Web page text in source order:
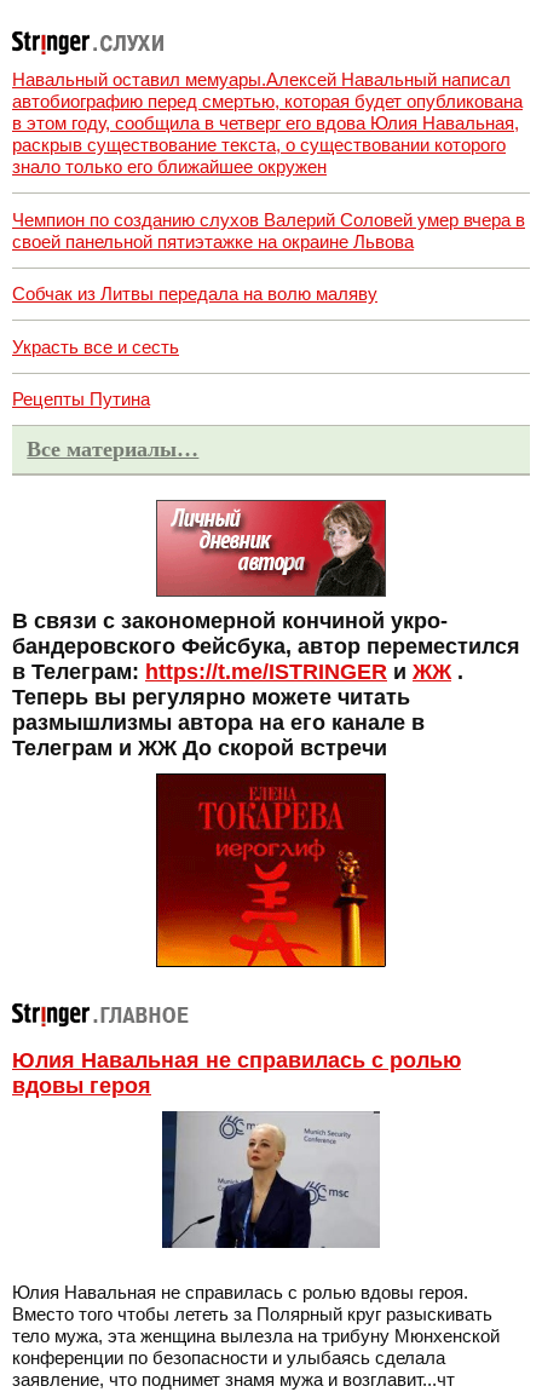
Навальный оставил мемуары.Алексей Навальный написал
автобиографию перед смертью, которая будет опубликована
в этом году, сообщила в четверг его вдова Юлия Навальная,
раскрыв существование текста, о существовании которого
знало только его ближайшее окружен
Чемпион по созданию слухов Валерий Соловей умер вчера в
своей панельной пятиэтажке на окраине Львова
Собчак из Литвы передала на волю маляву
Украсть все и сесть
Рецепты Путина
Все материалы…
В связи с закономерной кончиной укро-
бандеровского Фейсбука, автор переместился
в Телеграм: https://t.me/ISTRINGER и ЖЖ.
Теперь вы регулярно можете читать
размышлизмы автора на его канале в
Телеграм и ЖЖ До скорой встречи
Юлия Навальная не справилась с ролью
вдовы героя
Юлия Навальная не справилась с ролью вдовы героя.
Вместо того чтобы лететь за Полярный круг разыскивать
тело мужа, эта женщина вылезла на трибуну Мюнхенской
конференции по безопасности и улыбаясь сделала
заявление, что поднимет знамя мужа и возглавит...чт